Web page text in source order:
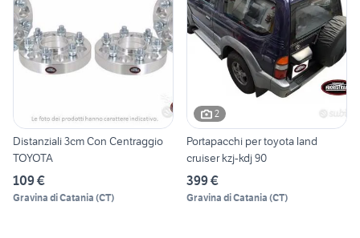
Distanziali 3cm Con Centraggio
TOYOTA
109 €
Gravina di Catania (CT)
2
Portapacchi per toyota land
cruiser kzj-kdj 90
399 €
Gravina di Catania (CT)